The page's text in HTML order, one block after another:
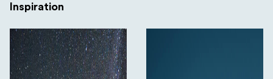
Inspiration